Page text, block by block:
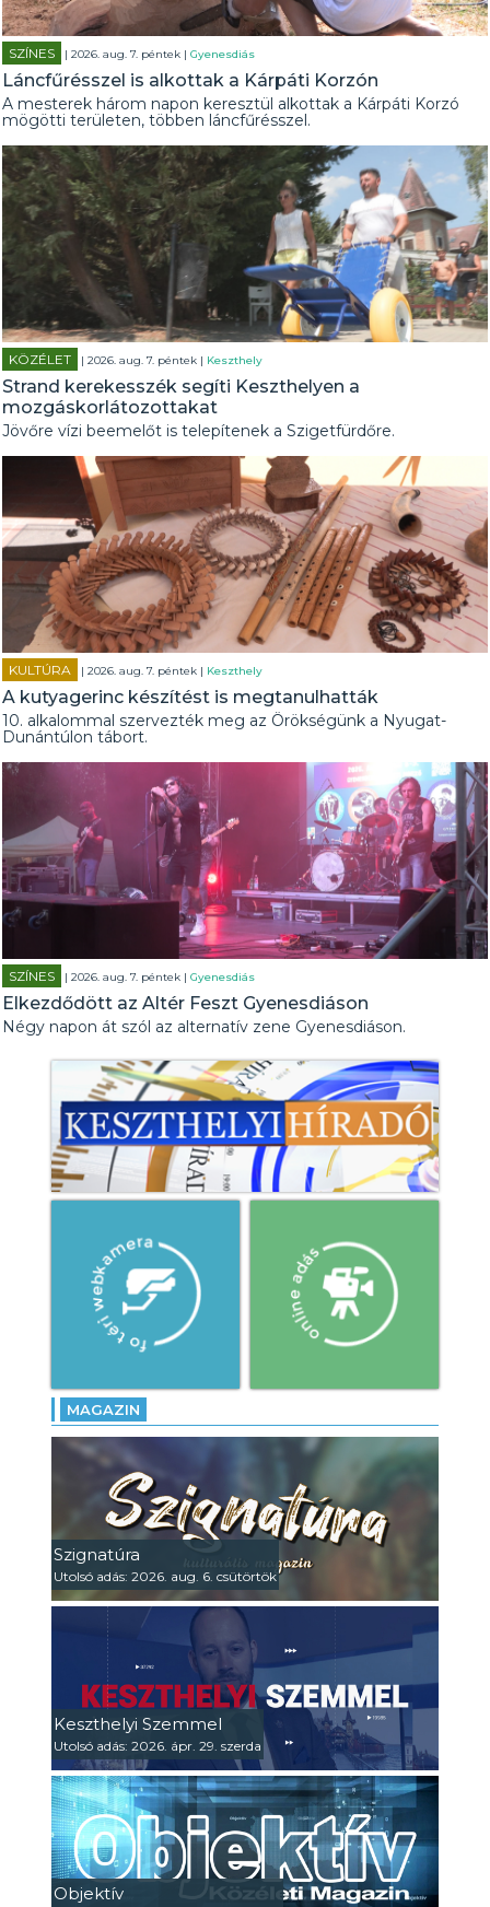
SZÍNES | 2026. aug. 7. péntek |Gyenesdiás
Láncfűrésszel is alkottak a Kárpáti Korzón
A mesterek három napon keresztül alkottak a Kárpáti Korzó
mögötti területen, többen láncfűrésszel.
KÖZÉLET | 2026. aug. 7. péntek | Keszthely
Strand kerekesszék segíti Keszthelyen a
mozgáskorlátozottakat
Jövőre vízi beemelőt is telepítenek a Szigetfürdőre.
KULTÚRA | 2026. aug. 7. péntek | Keszthely
A kutyagerinc készítést is megtanulhatták
10. alkalommal szervezték meg az Örökségünk a Nyugat-
Dunántúlon tábort.
SZÍNES | 2026. aug. 7. péntek |Gyenesdiás
Elkezdődött az Altér Feszt Gyenesdiáson
Négy napon át szól az alternatív zene Gyenesdiáson.
MAGAZIN
Szignatúra
Utolsó adás: 2026. aug. 6. csütörtök
Keszthelyi Szemmel
Utolsó adás: 2026. ápr. 29. szerda
Objektív